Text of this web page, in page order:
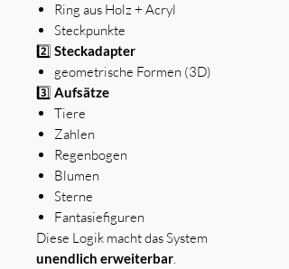
Ring aus Holz + Acryl
Steckpunkte
2️⃣ Steckadapter
geometrische Formen (3D)
3️⃣ Aufsätze
Tiere
Zahlen
Regenbogen
Blumen
Sterne
Fantasiefiguren
Diese Logik macht das System
unendlich erweiterbar.